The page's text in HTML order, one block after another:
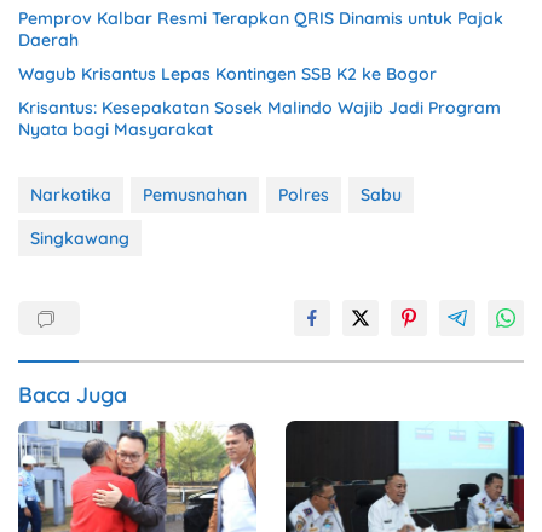
Pemprov Kalbar Resmi Terapkan QRIS Dinamis untuk Pajak
Daerah
Wagub Krisantus Lepas Kontingen SSB K2 ke Bogor
Krisantus: Kesepakatan Sosek Malindo Wajib Jadi Program
Nyata bagi Masyarakat
Narkotika Pemusnahan Polres
Sabu
Singkawang
Baca Juga